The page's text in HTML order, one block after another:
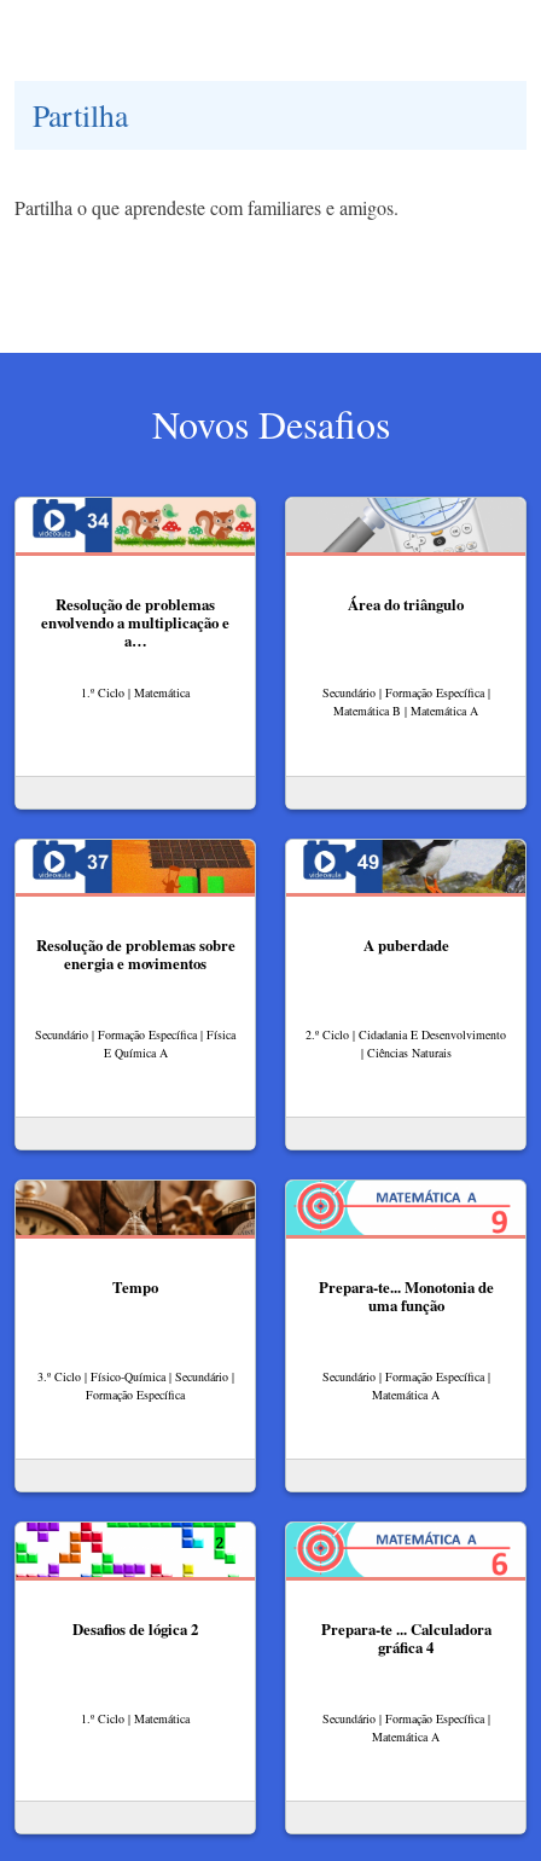
Partilha
Partilha o que aprendeste com familiares e amigos.
Novos Desafios
Resolução de problemas
envolvendo a multiplicação e
a…
1.º Ciclo | Matemática
Área do triângulo
Secundário | Formação Específica |
Matemática B | Matemática A
Resolução de problemas sobre
energia e movimentos
Secundário | Formação Específica | Física
E Química A
A puberdade
2.º Ciclo | Cidadania E Desenvolvimento
| Ciências Naturais
Tempo
3.º Ciclo | Físico-Química | Secundário |
Formação Específica
Prepara-te... Monotonia de
uma função
Secundário | Formação Específica |
Matemática A
Desafios de lógica 2
1.º Ciclo | Matemática
Prepara-te ... Calculadora
gráfica 4
Secundário | Formação Específica |
Matemática A